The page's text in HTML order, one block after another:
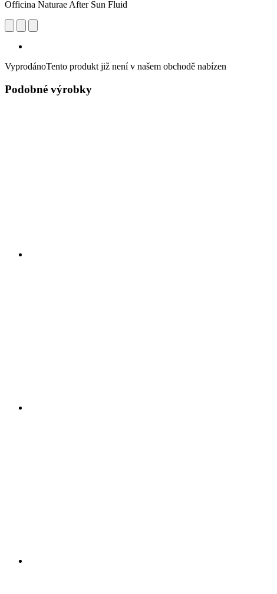
Officina Naturae After Sun Fluid
VyprodánoTento produkt již není v našem obchodě nabízen
Podobné výrobky